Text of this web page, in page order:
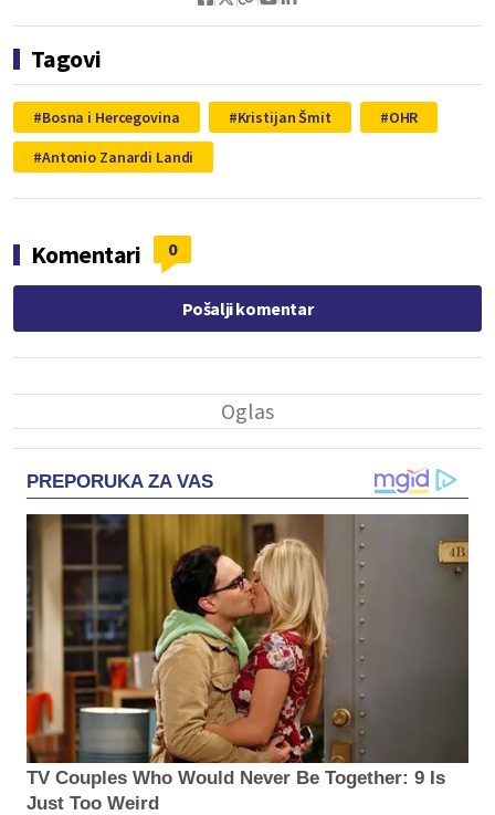
Tagovi
Bosna i Hercegovina Kristijan Šmit
OHR
Antonio Zanardi Landi
Komentari 0
Pošalji komentar
PREPORUKA ZA VAS
TV Couples Who Would Never Be Together: 9 Is
Just Too Weird